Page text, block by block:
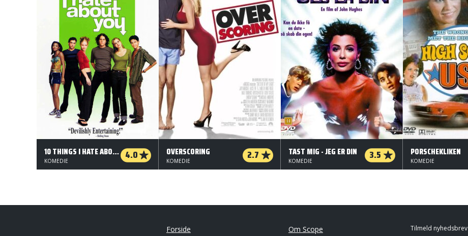
10 THINGS I HATE ABOUT YOU 4.0
KOMEDIE
OVERSCORING 2.7
KOMEDIE
TAST MIG - JEG ER DIN 3.5
KOMEDIE
PORSCHEKLIKEN
KOMEDIE
Forside Om Scope Tilmeld nyhedsbrev